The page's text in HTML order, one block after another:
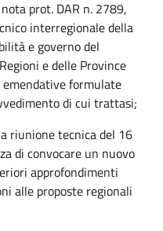
prot. DAR n. 2789,
interregionale della
e governo del
e delle Province
formulate
di cui trattasi;
riunione tecnica del 16
di convocare un nuovo
approfondimenti
alle proposte regionali